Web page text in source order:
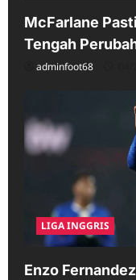
McFarlane
Tengah
adminfoot68
LIGA INGGRIS
Enzo